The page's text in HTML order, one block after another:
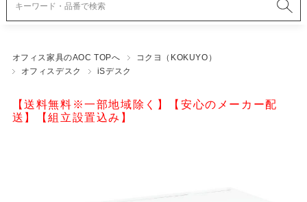
オフィス家具のAOC TOPへ
コクヨ（KOKUYO）
オフィスデスク
iSデスク
【送料無料※一部地域除く】【安心のメーカー配
送】【組立設置込み】